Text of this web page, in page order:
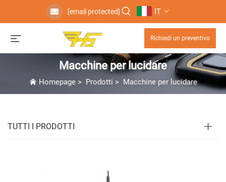
[email protected] IT
Richiedi un preventivo
Macchine per lucidare
Homepage> Prodotti > Macchine per lucidare
TUTTI I PRODOTTI